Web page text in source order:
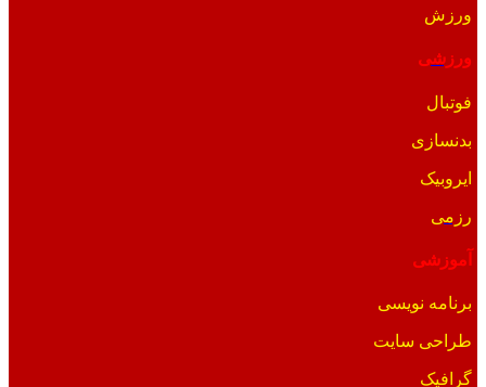
ورزش
ورزشی
فوتبال
بدنسازی
ایروبیک
رزمی
آموزشی
برنامه نویسی
طراحی سایت
گرافیک